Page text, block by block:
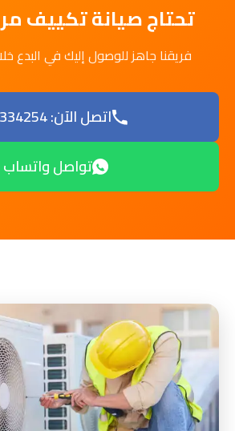
تحتاج صيانة تكييف
فريقنا جاهز للوصول إليك في البدع
اتصل الآن: 55334254
تواصل واتساب